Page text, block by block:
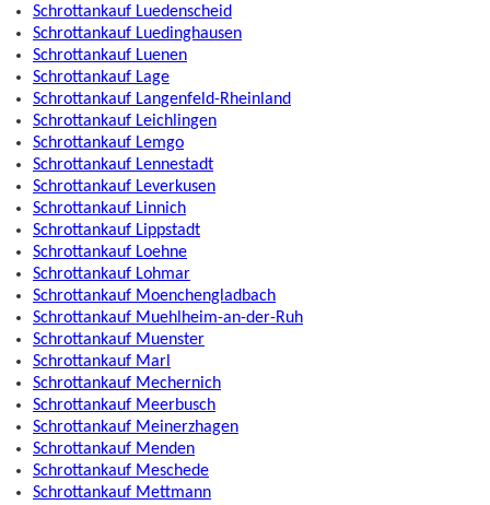
Schrottankauf Luedenscheid
Schrottankauf Luedinghausen
Schrottankauf Luenen
Schrottankauf Lage
Schrottankauf Langenfeld-Rheinland
Schrottankauf Leichlingen
Schrottankauf Lemgo
Schrottankauf Lennestadt
Schrottankauf Leverkusen
Schrottankauf Linnich
Schrottankauf Lippstadt
Schrottankauf Loehne
Schrottankauf Lohmar
Schrottankauf Moenchengladbach
Schrottankauf Muehlheim-an-der-Ruh
Schrottankauf Muenster
Schrottankauf Marl
Schrottankauf Mechernich
Schrottankauf Meerbusch
Schrottankauf Meinerzhagen
Schrottankauf Menden
Schrottankauf Meschede
Schrottankauf Mettmann